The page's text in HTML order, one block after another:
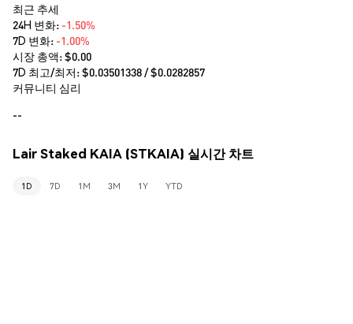
최근 추세
24H 변화: -1.50%
7D 변화: -1.00%
시장 총액:$0.00
7D 최고/최저: $0.03501338/ $0.0282857
커뮤니티 심리
--
Lair Staked KAIA (STKAIA) 실시간 차트
1D 7D 1M 3M 1Y YTD